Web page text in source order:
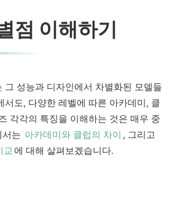
점 이해하기
그 성능과 디자인에서 차별화된 모델들
서도, 다양한 레벨에 따른 아카데미, 클
각각의 특징을 이해하는 것은 매우 중
서는 아카데미와 클럽의 차이 , 그리고
교 에 대해 살펴보겠습니다.